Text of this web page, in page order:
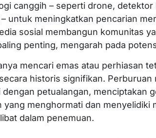
canggih – seperti drone, detektor
untuk meningkatkan pencarian
sosial membangun komunitas
penting, mengarah pada
mencari emas atau perhiasan
historis signifikan. Perburuan
petualangan, menciptakan
menghormati dan menyelidiki
dalam penemuan.